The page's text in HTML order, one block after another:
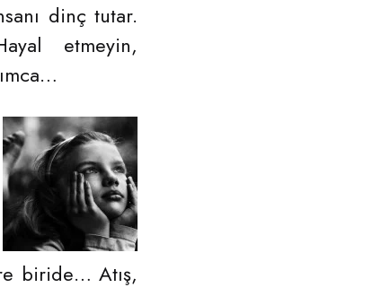
dinç tutar.
etmeyin,
biride… Atış,